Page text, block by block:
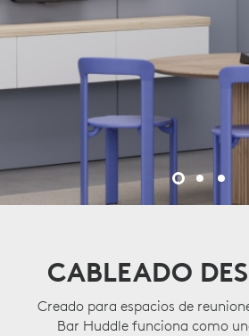
CABLEADO
Creado para espacios de
Bar Huddle funciona como